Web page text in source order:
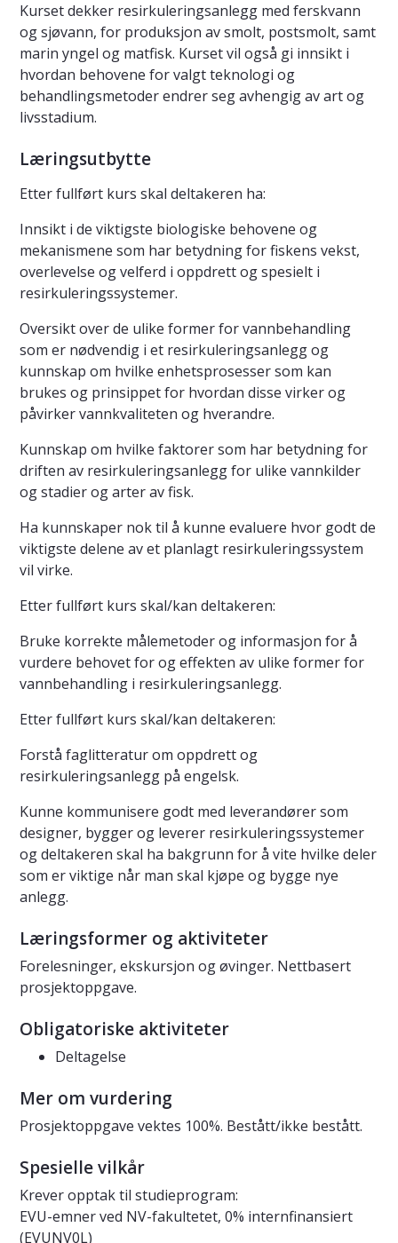
Kurset dekker resirkuleringsanlegg med ferskvann
og sjøvann, for produksjon av smolt, postsmolt, samt
marin yngel og matfisk. Kurset vil også gi innsikt i
hvordan behovene for valgt teknologi og
behandlingsmetoder endrer seg avhengig av art og
livsstadium.
Læringsutbytte
Etter fullført kurs skal deltakeren ha:
Innsikt i de viktigste biologiske behovene og
mekanismene som har betydning for fiskens vekst,
overlevelse og velferd i oppdrett og spesielt i
resirkuleringssystemer.
Oversikt over de ulike former for vannbehandling
som er nødvendig i et resirkuleringsanlegg og
kunnskap om hvilke enhetsprosesser som kan
brukes og prinsippet for hvordan disse virker og
påvirker vannkvaliteten og hverandre.
Kunnskap om hvilke faktorer som har betydning for
driften av resirkuleringsanlegg for ulike vannkilder
og stadier og arter av fisk.
Ha kunnskaper nok til å kunne evaluere hvor godt de
viktigste delene av et planlagt resirkuleringssystem
vil virke.
Etter fullført kurs skal/kan deltakeren:
Bruke korrekte målemetoder og informasjon for å
vurdere behovet for og effekten av ulike former for
vannbehandling i resirkuleringsanlegg.
Etter fullført kurs skal/kan deltakeren:
Forstå faglitteratur om oppdrett og
resirkuleringsanlegg på engelsk.
Kunne kommunisere godt med leverandører som
designer, bygger og leverer resirkuleringssystemer
og deltakeren skal ha bakgrunn for å vite hvilke deler
som er viktige når man skal kjøpe og bygge nye
anlegg.
Læringsformer og aktiviteter
Forelesninger, ekskursjon og øvinger. Nettbasert
prosjektoppgave.
Obligatoriske aktiviteter
Deltagelse
Mer om vurdering
Prosjektoppgave vektes 100%. Bestått/ikke bestått.
Spesielle vilkår
Krever opptak til studieprogram:
EVU-emner ved NV-fakultetet, 0% internfinansiert
(EVUNV0L)